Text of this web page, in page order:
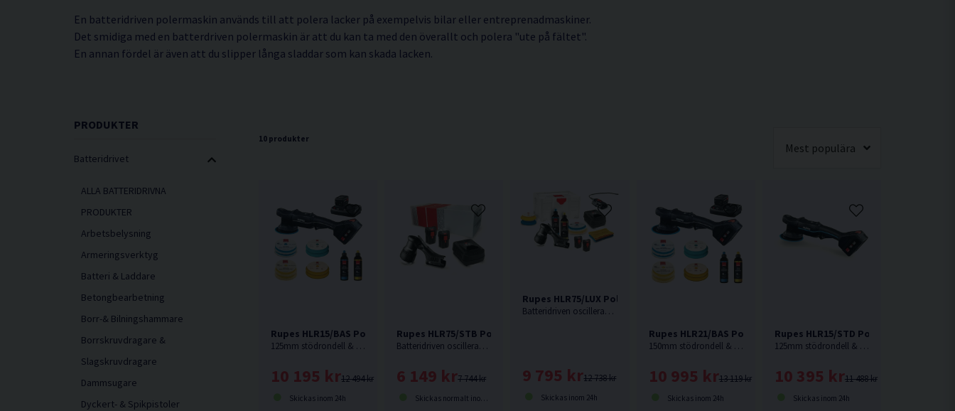
En batteridriven polermaskin används till att polera lacker på exempelvis bilar eller entreprenadmaskiner.
Det smidiga med en batterdriven polermaskin är att du kan ta med den överallt och polera "ute på fältet".
En annan fördel är även att du slipper långa sladdar som kan skada lacken.
PRODUKTER
Batteridrivet
ALLA BATTERIDRIVNA
PRODUKTER
Arbetsbelysning
Armeringsverktyg
Batteri & Laddare
Betongbearbetning
Borr-& Bilningshammare
Borrskruvdragare &
Slagskruvdragare
Dammsugare
Dyckert- & Spikpistoler
10 produkter
Mest populära
Rupes HLR15/BAS Polermaskin 18V (2x5,0Ah)
125mm stödrondell & 150mm polerrondell. Rupes flaggskeppsmodell, Nu som batteridriven.
12 494 kr
10 195 kr
Skickas inom 24h
Rupes HLR75/STB Polermaskin 18V (2x2,5Ah)
Batteridriven oscillerande polermaskin från Rupes som är designad med god balans och ergonomi.
7 744 kr
6 149 kr
Skickas normalt inom 1-3 dagar
Rupes HLR75/LUX Polermaskin 18V (2x2,5Ah)
Batteridriven oscillerande polermaskin från Rupes som är designad med god balans och ergonomi.
12 738 kr
9 795 kr
Skickas inom 24h
Rupes HLR21/BAS Polermaskin 18V (2x5,0Ah)
150mm stödrondell & 180mm polerrondell. Rupes flaggskeppsmodell, Nu som batteridriven.
13 119 kr
10 995 kr
Skickas inom 24h
Rupes HLR15/STD Polermaskin 18V
125mm stödrondell & 150mm polerrondell. Rupes flaggskeppsmodell, Nu som batteridriven.
11 488 kr
10 395 kr
Skickas inom 24h